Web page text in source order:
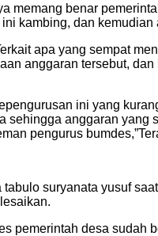
memang benar
kambing, dan
apa yang sempat
anggaran tersebut,
ini yang
sehingga anggaran
pengurus
suryanata yusuf
pemerintah desa